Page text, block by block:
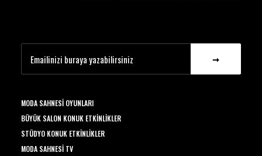
MODA SAHNESI OYUNLARI
BÜYÜK SALON KONUK ETKINLIKLER
STÜDYO KONUK ETKINLIKLER
MODA SAHNESI TV